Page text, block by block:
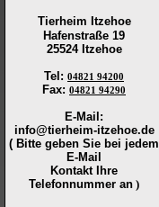
Tierheim Itzehoe
Hafenstraße 19
25524 Itzehoe
Tel : 04821 94200
Fax: 04821 94290
E-Mail:
info@tierheim-itzehoe.de
( Bitte geben Sie bei jedem
E-Mail
Kontakt Ihre
Telefonnummer an )